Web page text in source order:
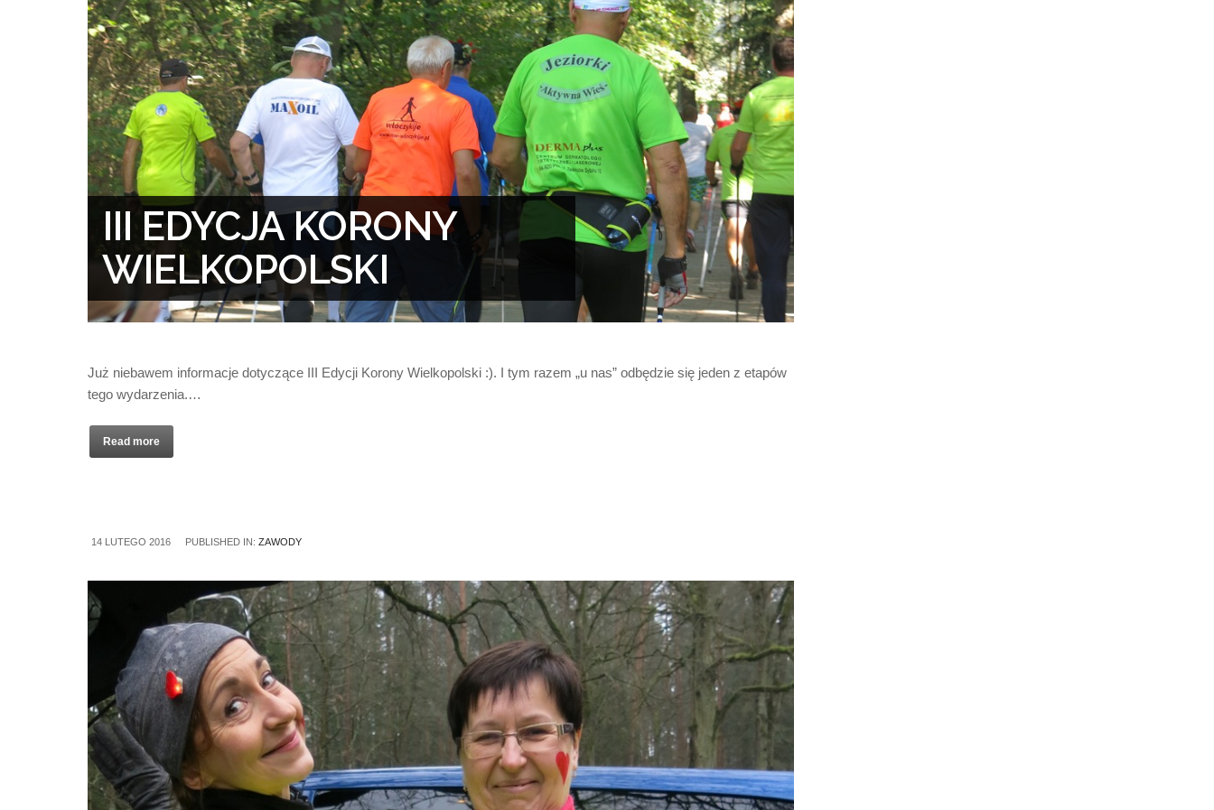
III EDYCJA KORONY
WIELKOPOLSKI
Już niebawem informacje dotyczące III Edycji Korony Wielkopolski :). I tym razem „u nas” odbędzie się jeden z etapów
tego wydarzenia.…
Read more
14 LUTEGO 2016 PUBLISHED IN: ZAWODY